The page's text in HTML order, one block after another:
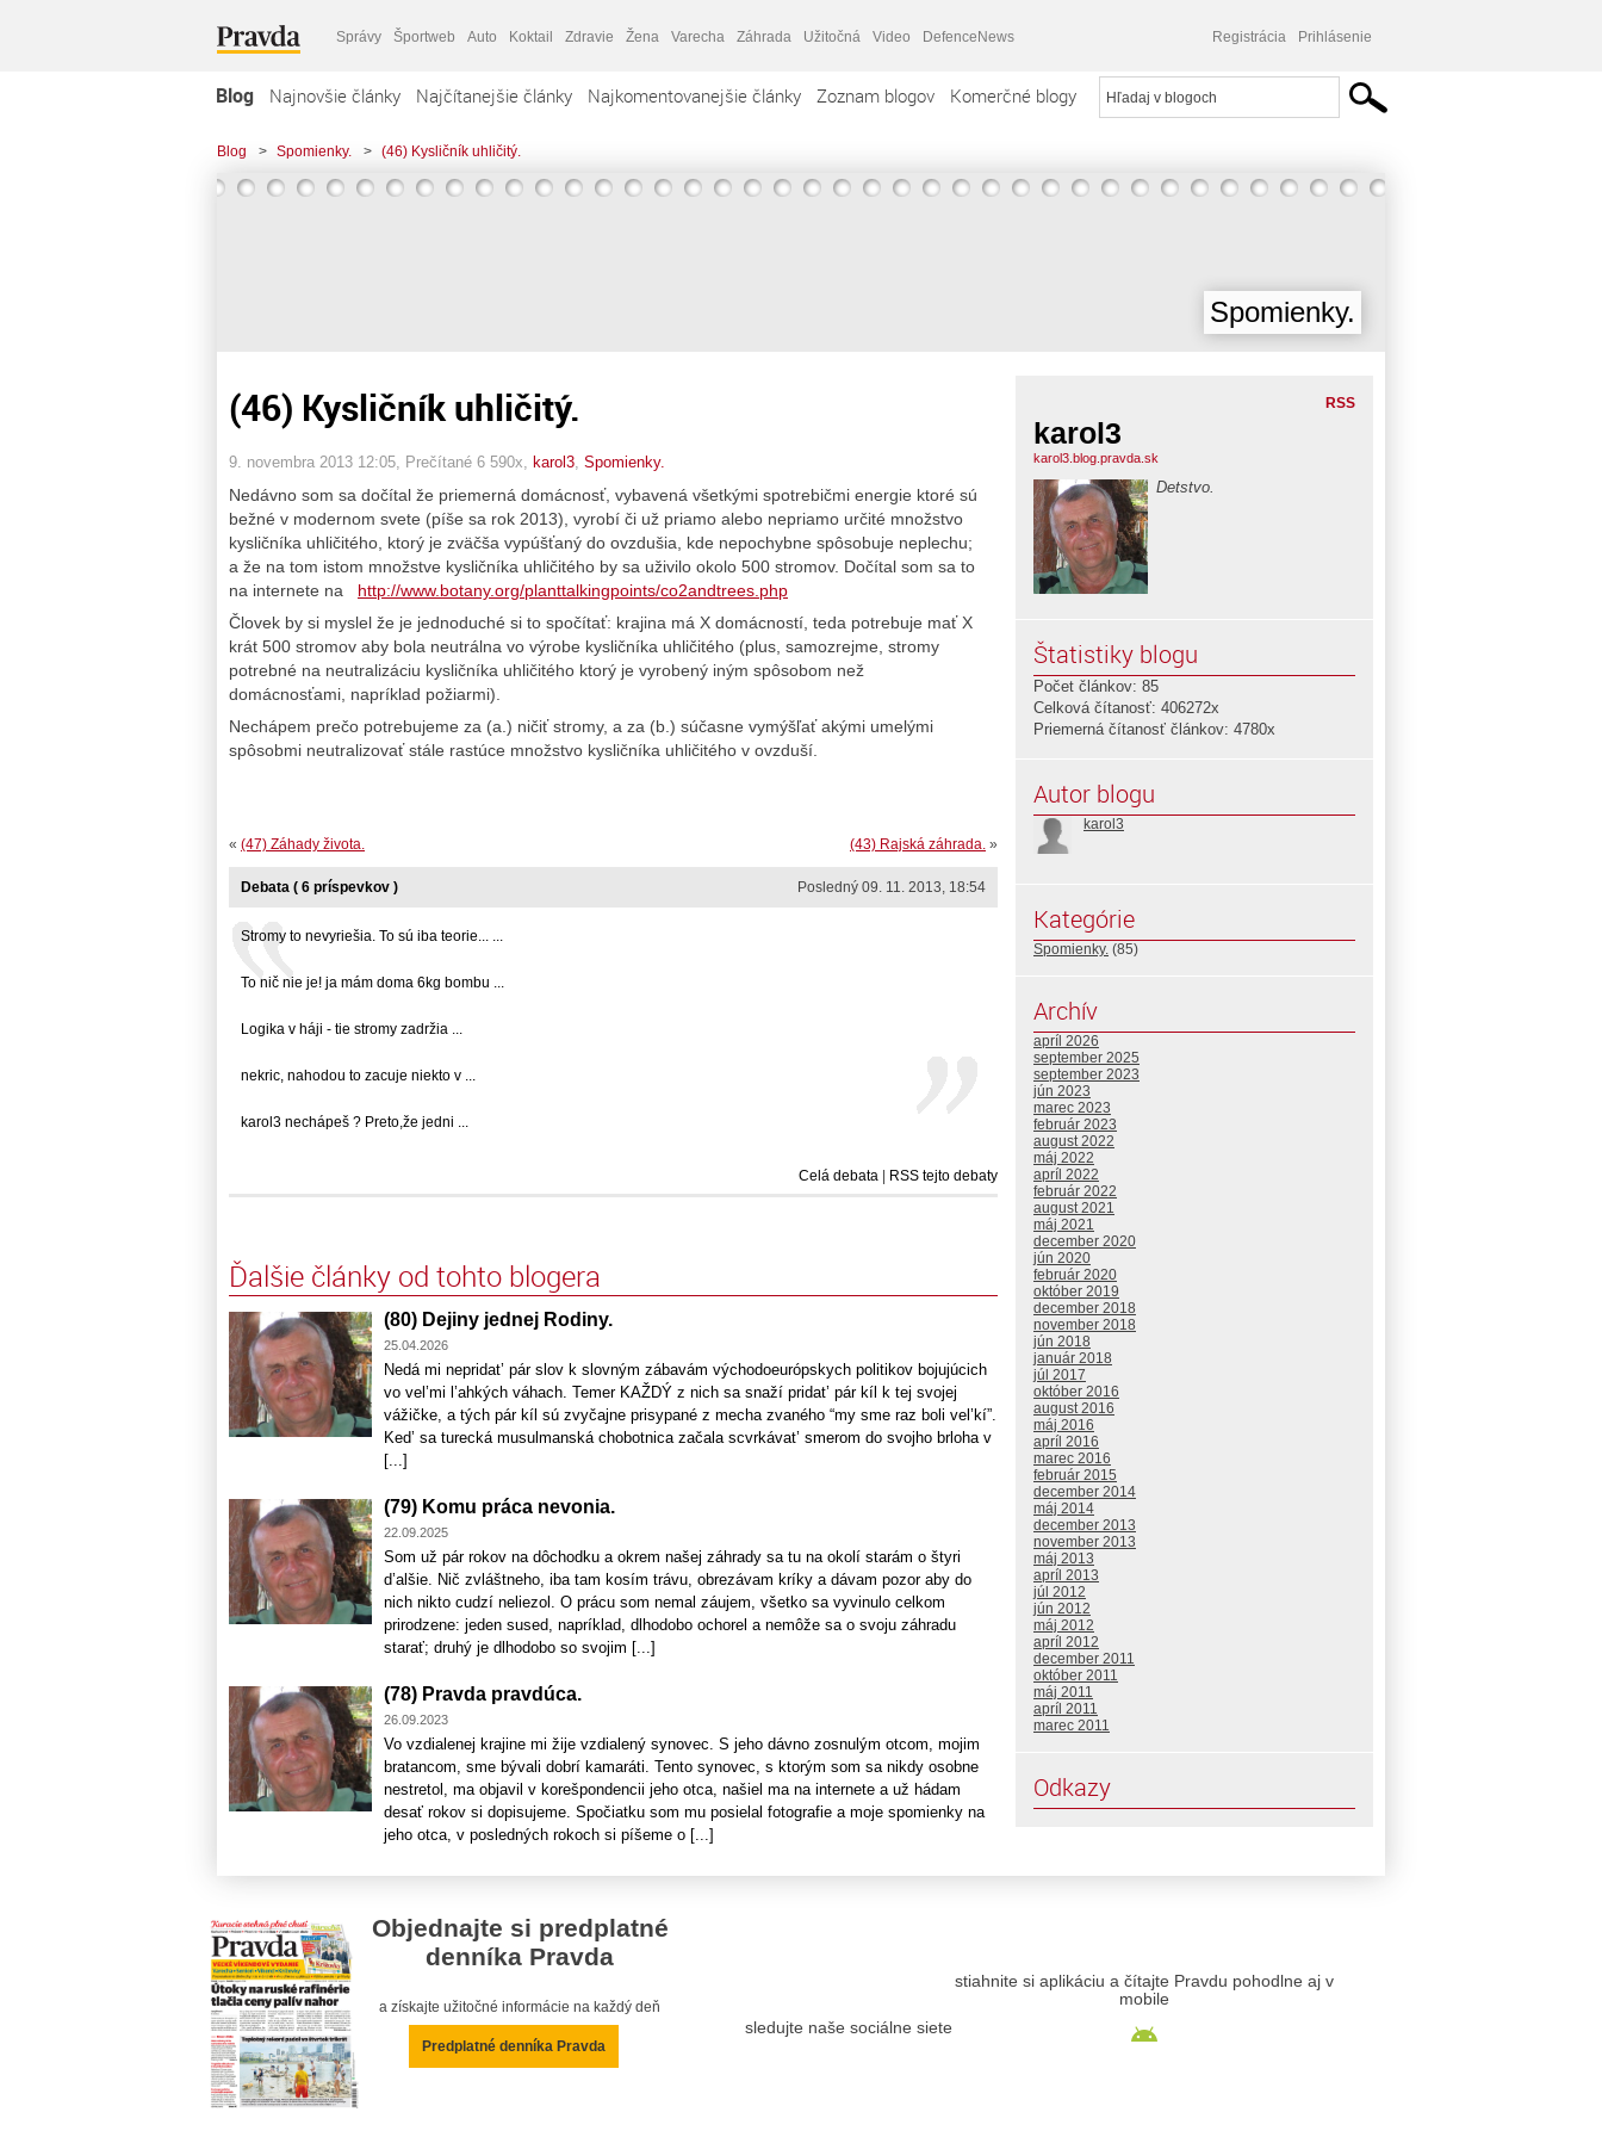
Správy Športweb Auto Koktail Zdravie Žena Varecha Záhrada Užitočná Video DefenceNews Registrácia Prihlásenie
Blog Najnovšie články Najčítanejšie články Najkomentovanejšie články Zoznam blogov Komerčné blogy
Blog > Spomienky. > (46) Kysličník uhličitý.
Spomienky.
(46) Kysličník uhličitý.
9. novembra 2013 12:05 , Prečítané 6 590x, karol3 Spomienky.
Nedávno som sa dočítal že priemerná domácnosť, vybavená všetkými spotrebičmi energie ktoré sú
bežné v modernom svete (píše sa rok 2013), vyrobí či už priamo alebo nepriamo určité množstvo
kysličníka uhličitého, ktorý je zväčša vypúšťaný do ovzdušia, kde nepochybne spôsobuje neplechu;
a že na tom istom množstve kysličníka uhličitého by sa uživilo okolo 500 stromov. Dočítal som sa to
na internete na http://www.botany.org/planttalkingpoints/co2andtrees.php
Človek by si myslel že je jednoduché si to spočítať: krajina má X domácností, teda potrebuje mať X
krát 500 stromov aby bola neutrálna vo výrobe kysličníka uhličitého (plus, samozrejme, stromy
potrebné na neutralizáciu kysličníka uhličitého ktorý je vyrobený iným spôsobom než
domácnosťami, napríklad požiarmi).
Nechápem prečo potrebujeme za (a.) ničiť stromy, a za (b.) súčasne vymýšľať akými umelými
spôsobmi neutralizovať stále rastúce množstvo kysličníka uhličitého v ovzduší.
(43) Rajská záhrada. »
« (47) Záhady života.
Posledný 09. 11. 2013, 18:54
Debata ( 6 príspevkov )
Stromy to nevyriešia. To sú iba teorie... ...
To nič nie je! ja mám doma 6kg bombu ...
Logika v háji - tie stromy zadržia ...
nekric, nahodou to zacuje niekto v ...
karol3 nechápeš ? Preto,že jedni ...
Celá debata RSS tejto debaty
Ďalšie články od tohto blogera
(80) Dejiny jednej Rodiny.
25.04.2026
Nedá mi nepridat’ pár slov k slovným zábavám východoeurópskych politikov bojujúcich
vo vel’mi l’ahkých váhach. Temer KAŽDÝ z nich sa snaží pridat’ pár kíl k tej svojej
vážičke, a tých pár kíl sú zvyčajne prisypané z mecha zvaného “my sme raz boli vel’kí”.
Ked’ sa turecká musulmanská chobotnica začala scvrkávat’ smerom do svojho brloha v
[...]
(79) Komu práca nevonia.
22.09.2025
Som už pár rokov na dôchodku a okrem našej záhrady sa tu na okolí starám o štyri
d’alšie. Nič zvláštneho, iba tam kosím trávu, obrezávam kríky a dávam pozor aby do
nich nikto cudzí neliezol. O prácu som nemal záujem, všetko sa vyvinulo celkom
prirodzene: jeden sused, napríklad, dlhodobo ochorel a nemôže sa o svoju záhradu
starať; druhý je dlhodobo so svojim [...]
(78) Pravda pravdúca.
26.09.2023
Vo vzdialenej krajine mi žije vzdialený synovec. S jeho dávno zosnulým otcom, mojim
bratancom, sme bývali dobrí kamaráti. Tento synovec, s ktorým som sa nikdy osobne
nestretol, ma objavil v korešpondencii jeho otca, našiel ma na internete a už hádam
desať rokov si dopisujeme. Spočiatku som mu posielal fotografie a moje spomienky na
jeho otca, v posledných rokoch si píšeme o [...]
RSS
karol3
karol3.blog.pravda.sk
Detstvo.
Štatistiky blogu
Počet článkov: 85
Celková čítanosť: 406272x
Priemerná čítanosť článkov: 4780x
Autor blogu
karol3
Kategórie
Spomienky. (85)
Archív
apríl 2026
september 2025
september 2023
jún 2023
marec 2023
február 2023
august 2022
máj 2022
apríl 2022
február 2022
august 2021
máj 2021
december 2020
jún 2020
február 2020
október 2019
december 2018
november 2018
jún 2018
január 2018
júl 2017
október 2016
august 2016
máj 2016
apríl 2016
marec 2016
február 2015
december 2014
máj 2014
december 2013
november 2013
máj 2013
apríl 2013
júl 2012
jún 2012
máj 2012
apríl 2012
december 2011
október 2011
máj 2011
apríl 2011
marec 2011
Odkazy
Objednajte si predplatné
denníka Pravda
a získajte užitočné informácie na každý deň
Predplatné denníka Pravda
sledujte naše sociálne siete
stiahnite si aplikáciu a čítajte Pravdu pohodlne aj v
mobile